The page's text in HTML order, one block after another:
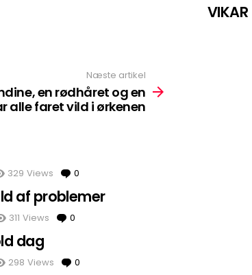
Næste artikel
en rødhåret og en
alle faret vild i ørkenen
329 Views 0
af problemer
311 Views 0
dag
298 Views 0
VIKAR